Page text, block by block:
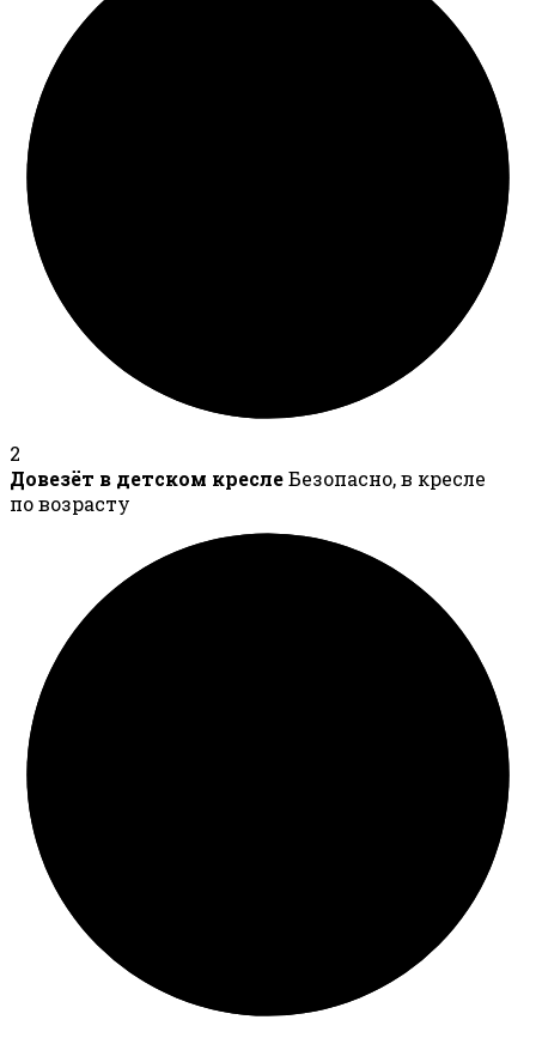
2
Довезёт в детском креслеБезопасно, в кресле
по возрасту